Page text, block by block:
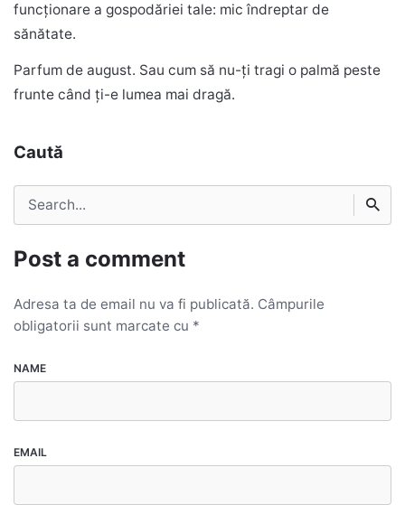
funcționare a gospodăriei tale: mic îndreptar de
sănătate.
Parfum de august. Sau cum să nu-ți tragi o palmă peste
frunte când ți-e lumea mai dragă.
Caută
Search
pentru
Post a comment
Adresa ta de email nu va fi publicată. Câmpurile
obligatorii sunt marcate cu *
NAME
EMAIL